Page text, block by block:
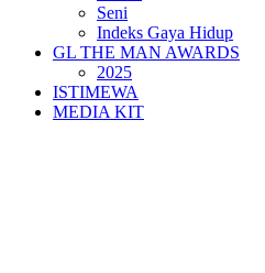
Seni
Indeks Gaya Hidup
GL THE MAN AWARDS
2025
ISTIMEWA
MEDIA KIT